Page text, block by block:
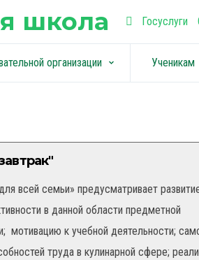
школа Госуслуги
keyboard_arrow_down
организации keyboard_arrow_down Ученикам
всей семьи» предусматривает
в данной области предметной
мотивацию к учебной деятельности;
труда в кулинарной сфере;